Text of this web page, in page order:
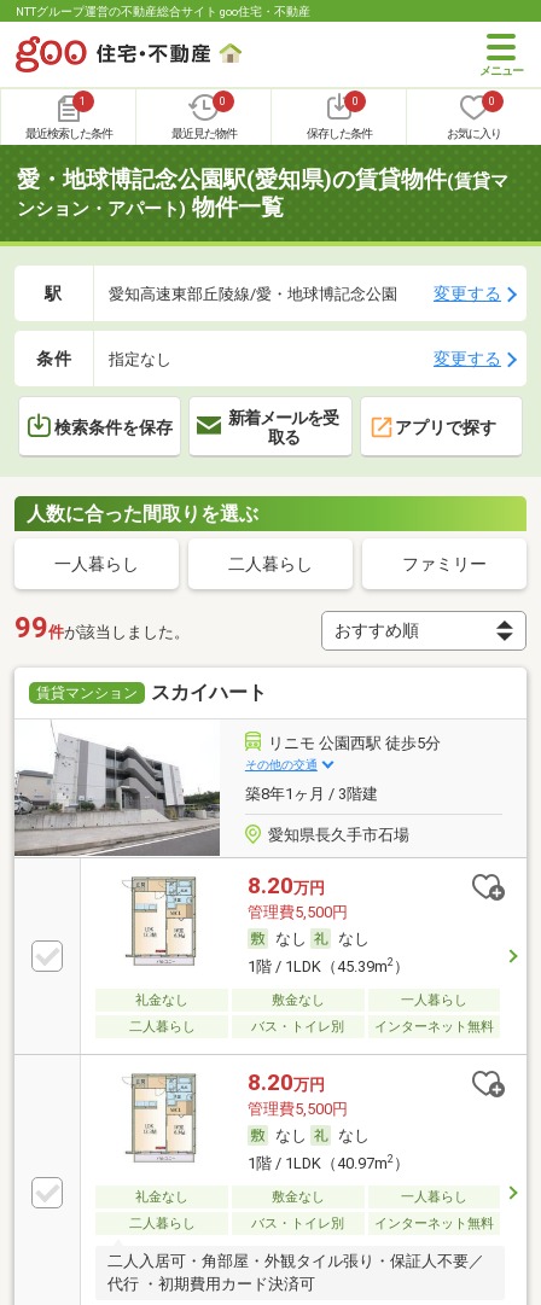
NTTグループ運営の不動産総合サイト goo住宅・不動産
1
最近検索した条件
0
最近見た物件
0
保存した条件
0
お気に入り
愛・地球博記念公園駅(愛知県)の賃貸物件(賃貸マ
ンション・アパート) 物件一覧
駅 愛知高速東部丘陵線/愛・地球博記念公園 変更する
条件 指定なし 変更する
検索条件を保存
新着メールを受
取る
アプリで探す
人数に合った間取りを選ぶ
一人暮らし 二人暮らし ファミリー
99件が該当しました。
賃貸マンション スカイハート
リニモ 公園西駅 徒歩5分
その他の交通
築8年1ヶ月 / 3階建
愛知県長久手市石場
8.20万円
管理費5,500円
なし
なし
1階 / 1LDK（45.39m2）
礼金なし 敷金なし
一人暮らし
二人暮らし
バス・トイレ別 インターネット無料
8.20万円
管理費5,500円
なし
なし
1階 / 1LDK（40.97m2）
礼金なし 敷金なし
一人暮らし
二人暮らし
バス・トイレ別 インターネット無料
二人入居可・角部屋・外観タイル張り・保証人不要／
代行 ・初期費用カード決済可